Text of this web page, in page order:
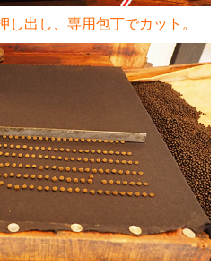
出し、専用包丁でカット。